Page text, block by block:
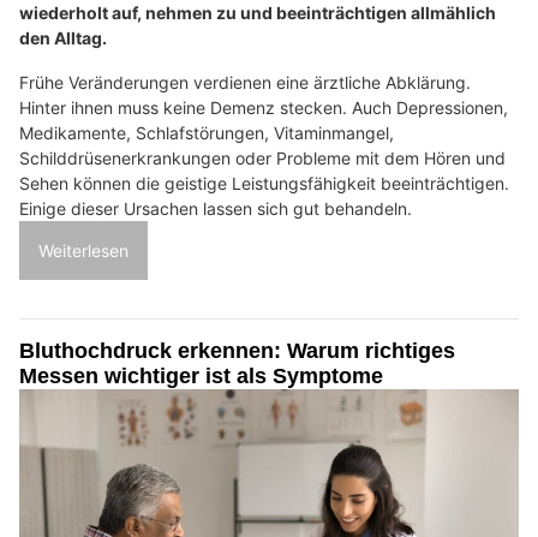
wiederholt auf, nehmen zu und beeinträchtigen allmählich
den Alltag.
Frühe Veränderungen verdienen eine ärztliche Abklärung.
Hinter ihnen muss keine Demenz stecken. Auch Depressionen,
Medikamente, Schlafstörungen, Vitaminmangel,
Schilddrüsenerkrankungen oder Probleme mit dem Hören und
Sehen können die geistige Leistungsfähigkeit beeinträchtigen.
Einige dieser Ursachen lassen sich gut behandeln.
Weiterlesen
Bluthochdruck erkennen: Warum richtiges
Messen wichtiger ist als Symptome